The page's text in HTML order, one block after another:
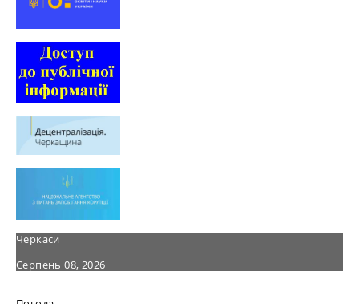
Черкаси
Серпень 08, 2026